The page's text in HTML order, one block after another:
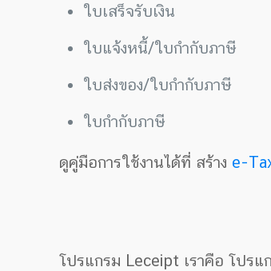
ใบเสร็จรับเงิน
ใบแจ้งหนี้/ใบกำกับภาษี
ใบส่งของ/ใบกำกับภาษี
ใบกำกับภาษี
ดูคู่มือการใช้งานได้ที่ สร้าง e-
โปรแกรม Leceipt เราคือ โปร